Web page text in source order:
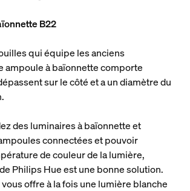
B22
qui équipe les anciens
ampoule à baïonnette comporte
sur le côté et a un diamètre du
des luminaires à baïonnette et
connectées et pouvoir
de couleur de la lumière,
Philips Hue est une bonne solution.
offre à la fois une lumière blanche